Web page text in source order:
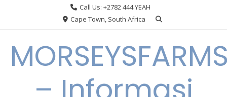
Call Us: +2782 444 YEAH
Cape Town, South Africa